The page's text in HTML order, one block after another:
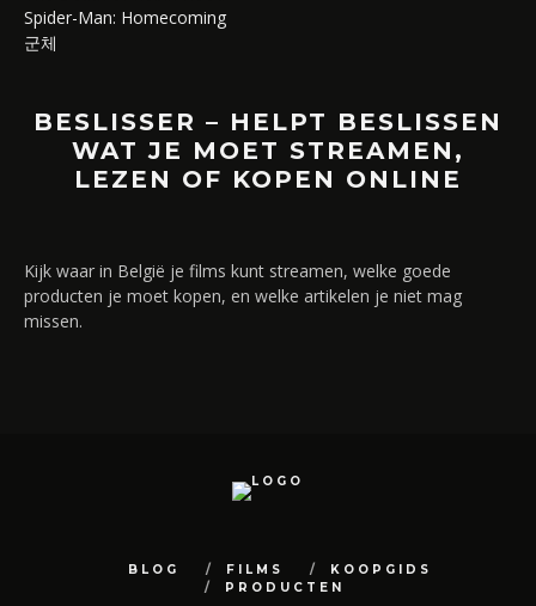
Spider-Man: Homecoming
군체
BESLISSER – HELPT BESLISSEN
WAT JE MOET STREAMEN,
LEZEN OF KOPEN ONLINE
Kijk waar in België je films kunt streamen, welke goede
producten je moet kopen, en welke artikelen je niet mag
missen.
BLOG FILMS
KOOPGIDS
PRODUCTEN